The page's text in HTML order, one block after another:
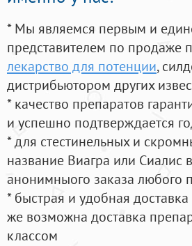
* Мы являемся первым и
представителем по продаже
лекарство для потенции,
дистрибьютором других
* качество препаратов
и успешно подтверждается
* для стестинельных и
название Виагра или Сиалис
анонимныого заказа любого
* быстрая и удобная
же возможна доставка
классом